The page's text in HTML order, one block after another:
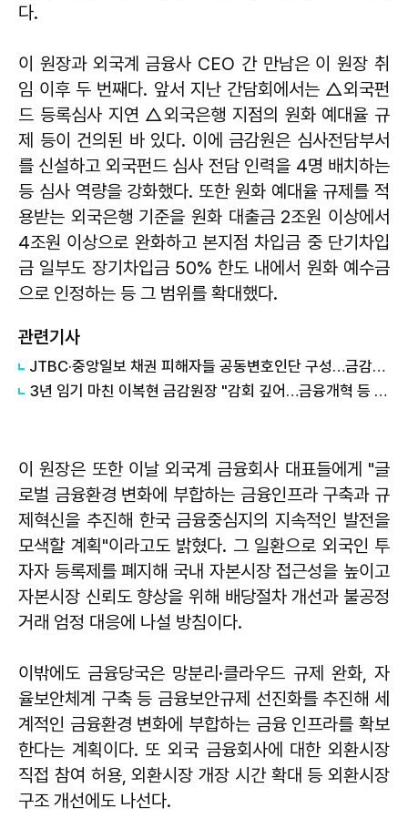
다.
이 원장과 외국계 금융사 CEO 간 만남은 이 원장 취
임 이후 두 번째다. 앞서 지난 간담회에서는 △외국펀
드 등록심사 지연 △외국은행 지점의 원화 예대율 규
제 등이 건의된 바 있다. 이에 금감원은 심사전담부서
를 신설하고 외국펀드 심사 전담 인력을 4명 배치하는
등 심사 역량을 강화했다. 또한 원화 예대율 규제를 적
용받는 외국은행 기준을 원화 대출금 2조원 이상에서
4조원 이상으로 완화하고 본지점 차입금 중 단기차입
금 일부도 장기차입금 50% 한도 내에서 원화 예수금
으로 인정하는 등 그 범위를 확대했다.
관련기사
JTBC·중앙일보 채권 피해자들 공동변호인단 구성…금감원 검사 확대 촉구
3년 임기 마친 이복현 금감원장 "감회 깊어…금융개혁 등 다섯 가지 당부"
이 원장은 또한 이날 외국계 금융회사 대표들에게 "글
로벌 금융환경 변화에 부합하는 금융인프라 구축과 규
제혁신을 추진해 한국 금융중심지의 지속적인 발전을
모색할 계획"이라고도 밝혔다. 그 일환으로 외국인 투
자자 등록제를 폐지해 국내 자본시장 접근성을 높이고
자본시장 신뢰도 향상을 위해 배당절차 개선과 불공정
거래 엄정 대응에 나설 방침이다.
이밖에도 금융당국은 망분리·클라우드 규제 완화, 자
율보안체계 구축 등 금융보안규제 선진화를 추진해 세
계적인 금융환경 변화에 부합하는 금융 인프라를 확보
한다는 계획이다. 또 외국 금융회사에 대한 외환시장
직접 참여 허용, 외환시장 개장 시간 확대 등 외환시장
구조 개선에도 나선다.